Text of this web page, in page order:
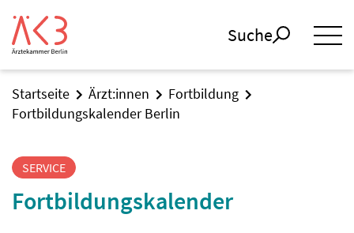
Suche
Startseite Ärzt:innen
Fortbildung
Fortbildungskalender Berlin
SERVICE
Fortbildungskalender